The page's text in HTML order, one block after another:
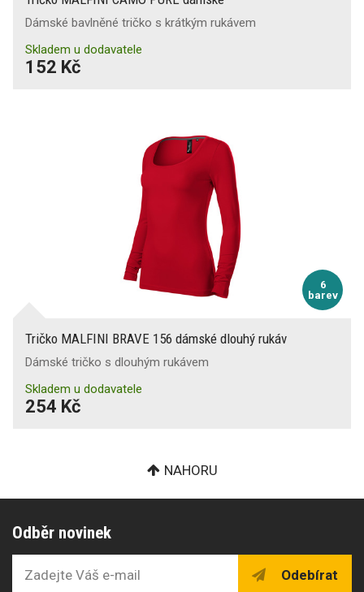
Dámské bavlněné tričko s krátkým rukávem
Skladem u dodavatele
152 Kč
6
barev
Tričko MALFINI BRAVE 156 dámské dlouhý rukáv
Dámské tričko s dlouhým rukávem
Skladem u dodavatele
254 Kč
NAHORU
Odběr novinek
Odebírat